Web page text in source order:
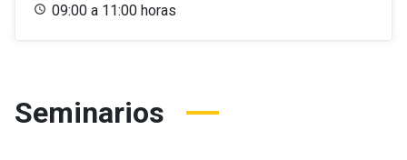
09:00 a 11:00 horas
Seminarios